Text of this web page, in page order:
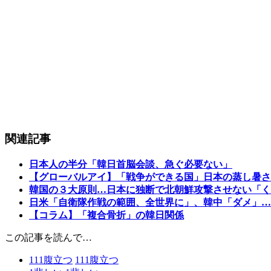
関連記事
日本人の半分「韓日首脳会談、急ぐ必要ない」
【グローバルアイ】「戦争ができる国」日本の蒸し暑さ
韓国の３大原則…日本に独断で北朝鮮攻撃させない「く
日米「自衛隊作戦の範囲、全世界に」、韓中「ダメ」…
【コラム】「複合骨折」の韓日関係
この記事を読んで…
111 腹立つ 111 腹立つ